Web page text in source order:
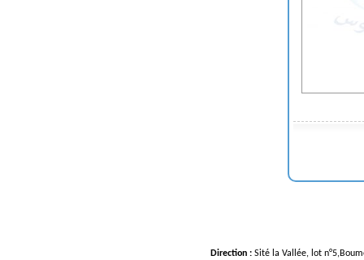
Direction : Sité la Vallée, lot